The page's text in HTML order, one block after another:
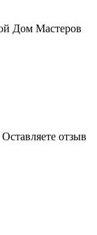
Дом Мастеров
Оставляете отзыв